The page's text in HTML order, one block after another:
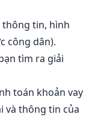
thông tin, hình
công dân).
tìm ra giải
toán khoản vay
và thông tin của